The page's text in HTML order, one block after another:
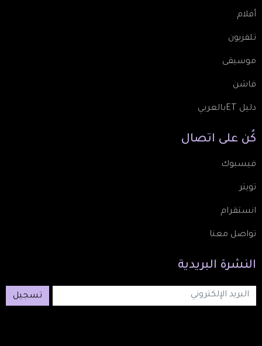
أفلام
تلفزيون
موسيقى
فاشن
دليل ETبالعربي
كُن على اتصال
فيسبوك
تويتر
انستقرام
تواصل معنا
النشرة البريدية
تسجيل